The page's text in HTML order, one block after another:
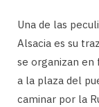
Una de las
Alsacia es su
se organizan
a la plaza del
caminar por la